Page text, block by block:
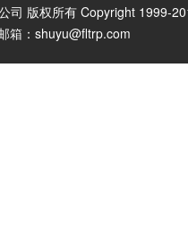
司 版权所有 Copyright 1999-
箱：shuyu@fltrp.com